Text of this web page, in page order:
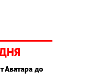
Аватара до